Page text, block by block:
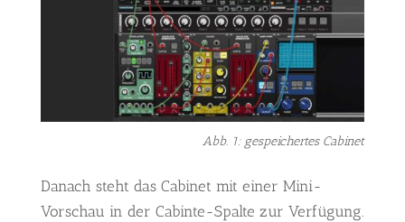
Abb. 1: gespeichertes Cabinet
Danach steht das Cabinet mit einer Mini-
Vorschau in der Cabinte-Spalte zur Verfügung.